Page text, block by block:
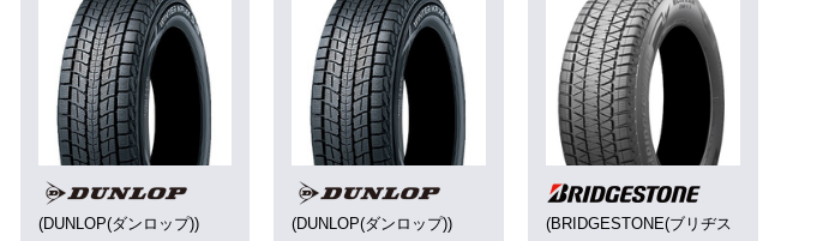
(DUNLOP(ダンロップ)) (DUNLOP(ダンロップ))
(BRIDGESTONE(ブリヂス